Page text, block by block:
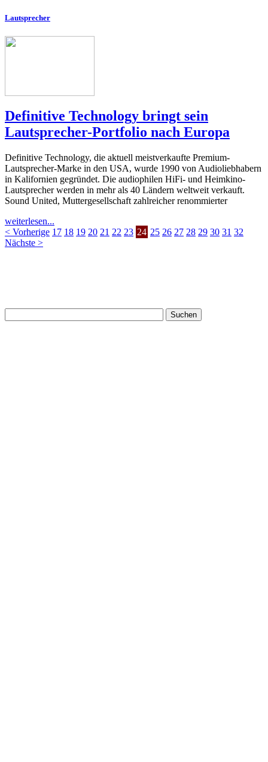
Lautsprecher
Definitive Technology bringt sein
Lautsprecher-Portfolio nach Europa
Definitive Technology, die aktuell meistverkaufte Premium-
Lautsprecher-Marke in den USA, wurde 1990 von Audioliebhabern
in Kalifornien gegründet. Die audiophilen HiFi- und Heimkino-
Lautsprecher werden in mehr als 40 Ländern weltweit verkauft.
Sound United, Muttergesellschaft zahlreicher renommierter
weiterlesen...
< Vorherige 17 18 19 20 21 22 23 24 25 26 27 28 29 30 31 32
Nächste >